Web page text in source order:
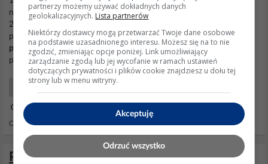
norm-230V , ale na rzeczywistym napięciu w gniazdku domowym.
2) Nie można dokonać obiektywnej analizy wszystkich
pojawiających się problemów w produktach elektronicznych bez
pomiaru napięcia. Nie znamy nawet napięcia na wyjściu mostka
prostownika napięcia anodowego, który w tamtych czasach...
Elektronika Retro
14 Lut 2022 00:18
Odpowiedzi: 107 Wyświetleń: 6315
PHILIPS 28PW960B/42 – dominacja
partnerzy możemy używać dokładnych danych
geolokalizacyjnych. Lista partnerów
Niektórzy dostawcy mogą przetwarzać Twoje dane osobowe
na podstawie uzasadnionego interesu. Możesz się na to nie
zgodzić, zmieniając opcje poniżej. Link umożliwiający
zarządzanie zgodą lub jej wycofanie w ramach ustawień
dotyczących prywatności i plików cookie znajdziesz u dołu tej
strony lub w menu witryny.
Akceptuję
Odrzuć wszystko